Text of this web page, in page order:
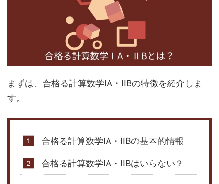
まずは、合格る計算数学IA・IIBの特徴を紹介しま
す。
合格る計算数学IA・IIBの基本的情報
合格る計算数学IA・IIBはいらない？